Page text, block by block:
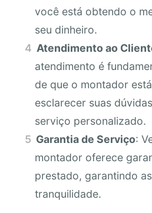
você está obtendo o
seu dinheiro.
Atendimento ao
atendimento é
de que o montador
esclarecer suas
serviço personalizado.
Garantia de Serviço:
montador oferece
prestado, garantindo
tranquilidade.